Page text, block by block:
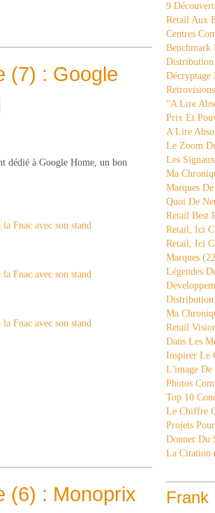
(7) : Google
dédié à Google Home, un bon
(6) : Monoprix
9
Retail Aux
Centres
Distribution
Décryptage
Retrovisions
"a Lire
Prix Et
A Lire
Le Zoom
Les
Ma
Marques
Quoi De
Retail Best
Retail, Ici
Retail, Ici
Marques
Légendes
Ma
Retail
Dans Les
Inspirer Le
L'image De
Photos
Top 10
Le Chiffre
Projets
Donner Du
La Citation
Frank